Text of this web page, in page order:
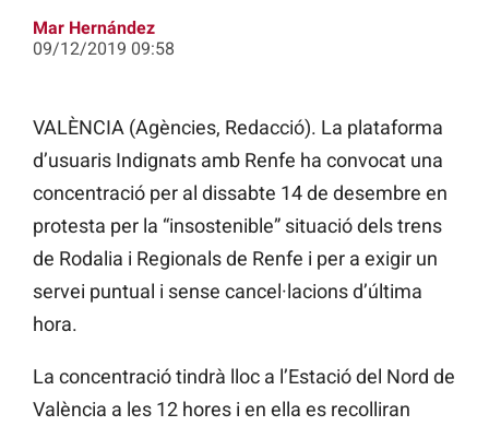
Mar Hernández
09/12/2019 09:58
VALÈNCIA (Agències, Redacció). La plataforma
d’usuaris Indignats amb Renfe ha convocat una
concentració per al dissabte 14 de desembre en
protesta per la “insostenible” situació dels trens
de Rodalia i Regionals de Renfe i per a exigir un
servei puntual i sense cancel·lacions d’última
hora.
La concentració tindrà lloc a l’Estació del Nord de
València a les 12 hores i en ella es recolliran